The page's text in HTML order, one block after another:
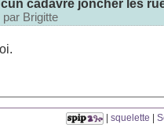
cadavre joncher les
par Brigitte
| squelette |